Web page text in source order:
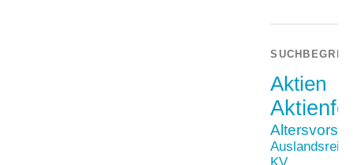
Aktien
Auslandsreise